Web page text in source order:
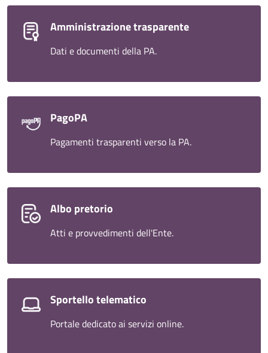
Amministrazione trasparente
Dati e documenti della PA.
PagoPA
Pagamenti trasparenti verso la PA.
Albo pretorio
Atti e provvedimenti dell'Ente.
Sportello telematico
Portale dedicato ai servizi online.